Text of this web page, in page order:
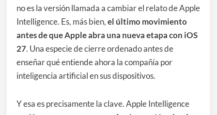
no es la versión llamada a cambiar el relato de Apple
Intelligence. Es, más bien,el último movimiento
antes de que Apple abra una nueva etapa con iOS
27. Una especie de cierre ordenado antes de
enseñar qué entiende ahora la compañía por
inteligencia artificial en sus dispositivos.
Y esa es precisamente la clave. Apple Intelligence